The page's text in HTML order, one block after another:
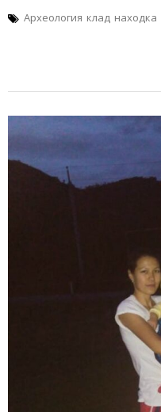
Археология клад находка